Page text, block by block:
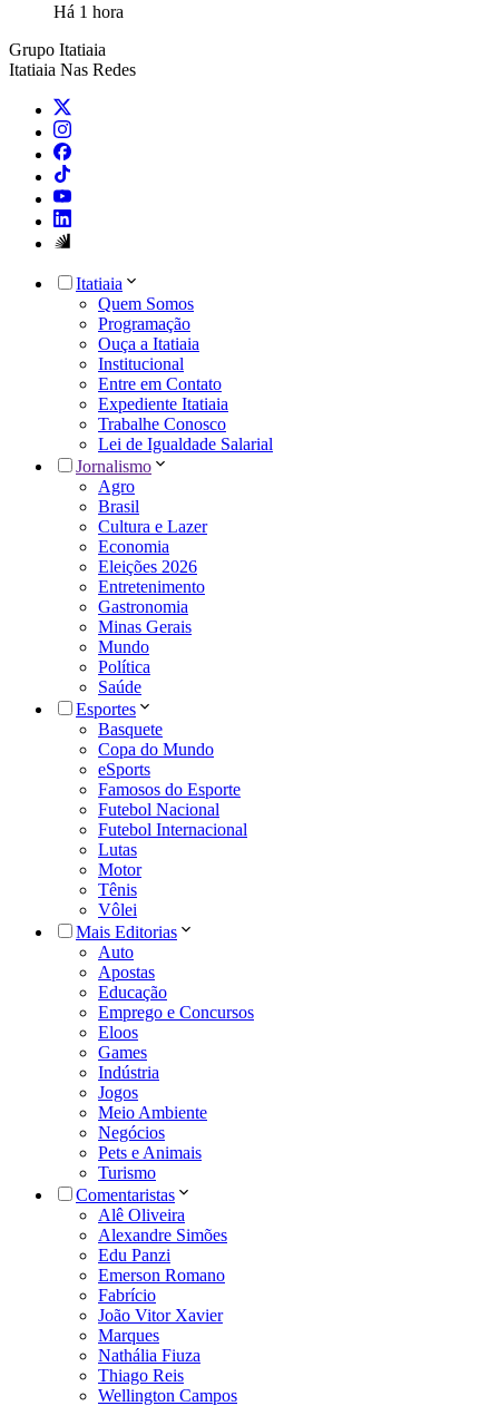
Há 1 hora
Grupo Itatiaia
Itatiaia Nas Redes
Itatiaia
Quem Somos
Programação
Ouça a Itatiaia
Institucional
Entre em Contato
Expediente Itatiaia
Trabalhe Conosco
Lei de Igualdade Salarial
Jornalismo
Agro
Brasil
Cultura e Lazer
Economia
Eleições 2026
Entretenimento
Gastronomia
Minas Gerais
Mundo
Política
Saúde
Esportes
Basquete
Copa do Mundo
eSports
Famosos do Esporte
Futebol Nacional
Futebol Internacional
Lutas
Motor
Tênis
Vôlei
Mais Editorias
Auto
Apostas
Educação
Emprego e Concursos
Eloos
Games
Indústria
Jogos
Meio Ambiente
Negócios
Pets e Animais
Turismo
Comentaristas
Alê Oliveira
Alexandre Simões
Edu Panzi
Emerson Romano
Fabrício
João Vitor Xavier
Marques
Nathália Fiuza
Thiago Reis
Wellington Campos